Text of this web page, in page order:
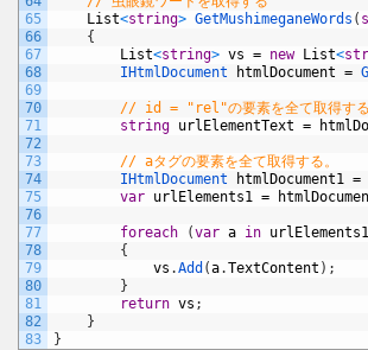
65
66
67
68
69
70
71
72
73
74
75
76
77
78
79
80
81
82
83
List<string> GetMushimeganeWords (
{
List<string> vs = new List<
IHtmlDocument
htmlDocument =
// id = "rel"の要素を全て取得する
string urlElementText =
// aタグの要素を全て取得する。
IHtmlDocument
htmlDocument1 =
var urlElements1 =
foreach (var a in urlElements1
{
vs .Add (a.TextContent ) ;
}
return vs ;
}
}